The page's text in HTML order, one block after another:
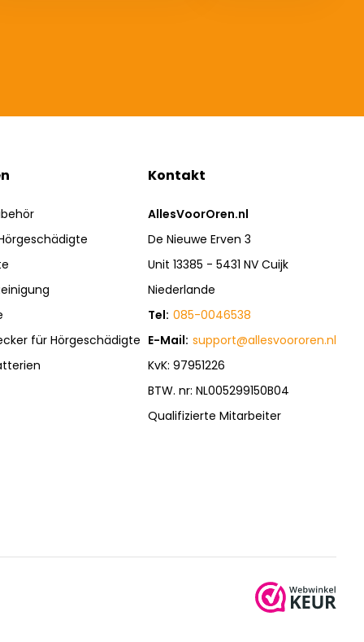
für Hörgeschädigte
Kontakt
AllesVoorOren.nl
De Nieuwe Erven 3
Unit 13385 - 5431 NV Cuijk
Niederlande
Tel: 085-0046538
E-Mail: support@allesvoororen.nl
KvK: 97951226
BTW. nr: NL005299150B04
Qualifizierte Mitarbeiter